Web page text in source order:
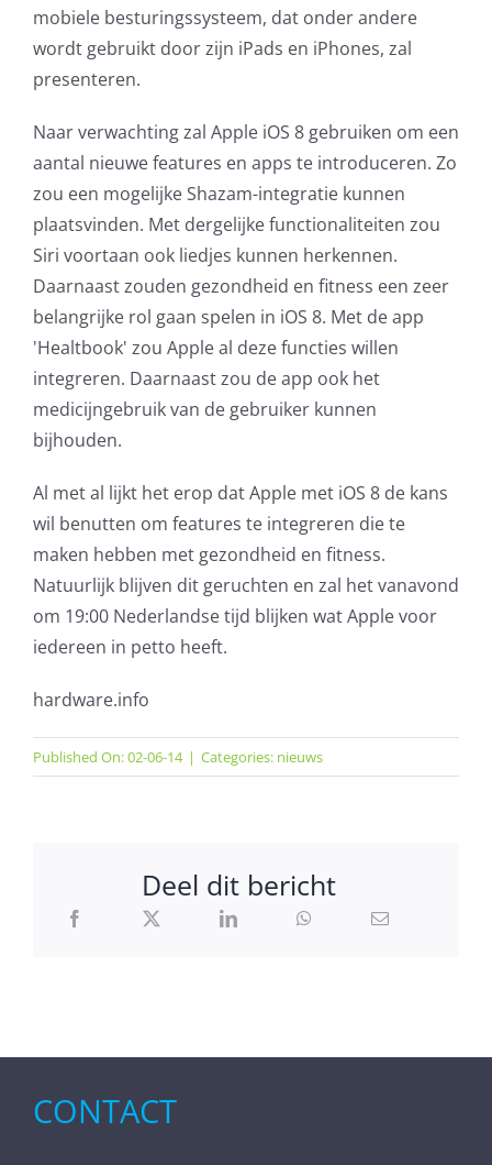
Remote Help
WordPress SLA Contract
Contact
mobiele besturingssysteem, dat onder andere
wordt gebruikt door zijn iPads en iPhones, zal
presenteren.
Naar verwachting zal Apple iOS 8 gebruiken om een
aantal nieuwe features en apps te introduceren. Zo
zou een mogelijke Shazam-integratie kunnen
plaatsvinden. Met dergelijke functionaliteiten zou
Siri voortaan ook liedjes kunnen herkennen.
Daarnaast zouden gezondheid en fitness een zeer
belangrijke rol gaan spelen in iOS 8. Met de app
'Healtbook' zou Apple al deze functies willen
integreren. Daarnaast zou de app ook het
medicijngebruik van de gebruiker kunnen
bijhouden.
Al met al lijkt het erop dat Apple met iOS 8 de kans
wil benutten om features te integreren die te
maken hebben met gezondheid en fitness.
Natuurlijk blijven dit geruchten en zal het vanavond
om 19:00 Nederlandse tijd blijken wat Apple voor
iedereen in petto heeft.
hardware.info
Published On: 02-06-14 | Categories: nieuws
Deel dit bericht
CONTACT